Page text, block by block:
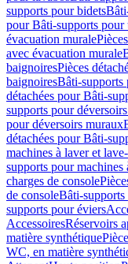
supports pour bidets
pour Bâti-supports pour
évacuation murale
avec évacuation murale
baignoiresPièces
baignoiresBâti-supports
détachées pour Bâti-
supports pour
pour déversoirs muraux
détachées pour Bâti-
machines à laver et
supports pour
charges de console
de consoleBâti-supports
supports pour éviers
AccessoiresRéservoirs
matière synthétique
WC, en matière